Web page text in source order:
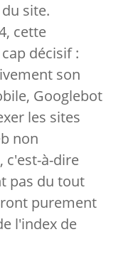
site.
cette
décisif :
son
Googlebot
les sites
non
c'est-à-dire
pas du tout
purement
l'index de